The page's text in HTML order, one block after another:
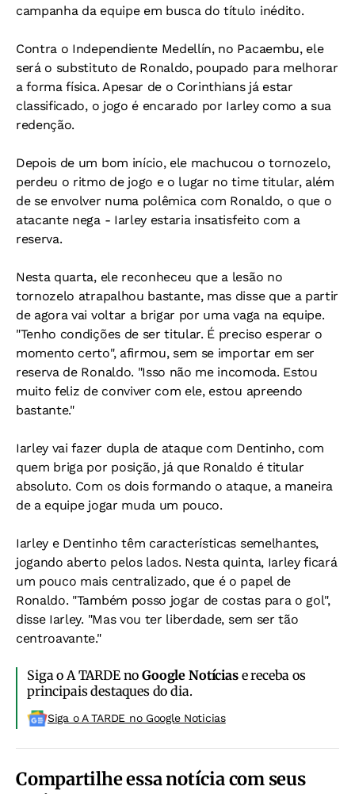
campanha da equipe em busca do título inédito.
Contra o Independiente Medellín, no Pacaembu, ele
será o substituto de Ronaldo, poupado para melhorar
a forma física. Apesar de o Corinthians já estar
classificado, o jogo é encarado por Iarley como a sua
redenção.
Depois de um bom início, ele machucou o tornozelo,
perdeu o ritmo de jogo e o lugar no time titular, além
de se envolver numa polêmica com Ronaldo, o que o
atacante nega - Iarley estaria insatisfeito com a
reserva.
Nesta quarta, ele reconheceu que a lesão no
tornozelo atrapalhou bastante, mas disse que a partir
de agora vai voltar a brigar por uma vaga na equipe.
"Tenho condições de ser titular. É preciso esperar o
momento certo", afirmou, sem se importar em ser
reserva de Ronaldo. "Isso não me incomoda. Estou
muito feliz de conviver com ele, estou apreendo
bastante."
Iarley vai fazer dupla de ataque com Dentinho, com
quem briga por posição, já que Ronaldo é titular
absoluto. Com os dois formando o ataque, a maneira
de a equipe jogar muda um pouco.
Iarley e Dentinho têm características semelhantes,
jogando aberto pelos lados. Nesta quinta, Iarley ficará
um pouco mais centralizado, que é o papel de
Ronaldo. "Também posso jogar de costas para o gol",
disse Iarley. "Mas vou ter liberdade, sem ser tão
centroavante."
Siga o A TARDE noGoogle Notíciase receba os
principais destaques do dia.
Siga o A TARDE no Google Noticias
Compartilhe essa notícia com seus